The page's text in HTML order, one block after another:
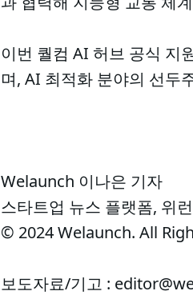
이번 퀄컴 AI 허브 공식 지
며, AI 최적화 분야의 선두
Welaunch 이나은 기자
스타트업 뉴스 플랫폼, 위
© 2024 Welaunch. All
보도자료/기고 :